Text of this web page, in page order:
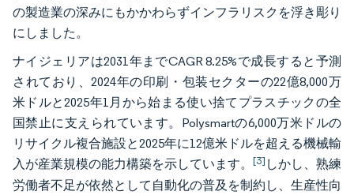
の製造業の深みにもかかわらずインフラリスクを浮き彫り
にしました。
ナイジェリアは2031年までCAGR 8.25%で成長すると予測
されており、2024年の印刷・包装セクターの22億8,000万
米ドルと2025年1月から始まる使い捨てプラスチックの全
国禁止に支えられています。Polysmartの6,000万米ドルの
リサイクル複合施設と2025年に12億米ドルを超える機械輸
入が産業規模の能力構築を示しています。 [3] しかし、熟練
労働者不足が依然として自動化の普及を制約し、生産性向